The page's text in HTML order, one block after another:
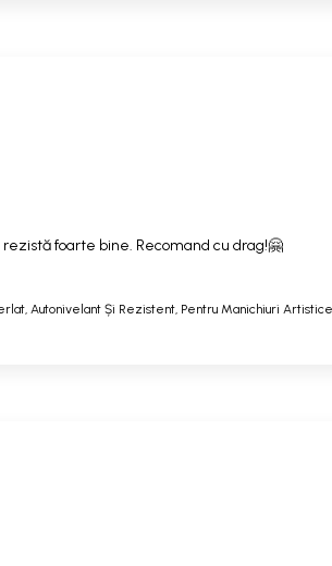
foarte bine. Recomand cu drag!🤗
Autonivelant Și Rezistent, Pentru Manichiuri